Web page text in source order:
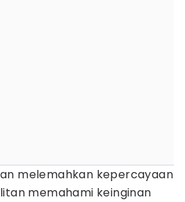
melemahkan kepercayaan
memahami keinginan